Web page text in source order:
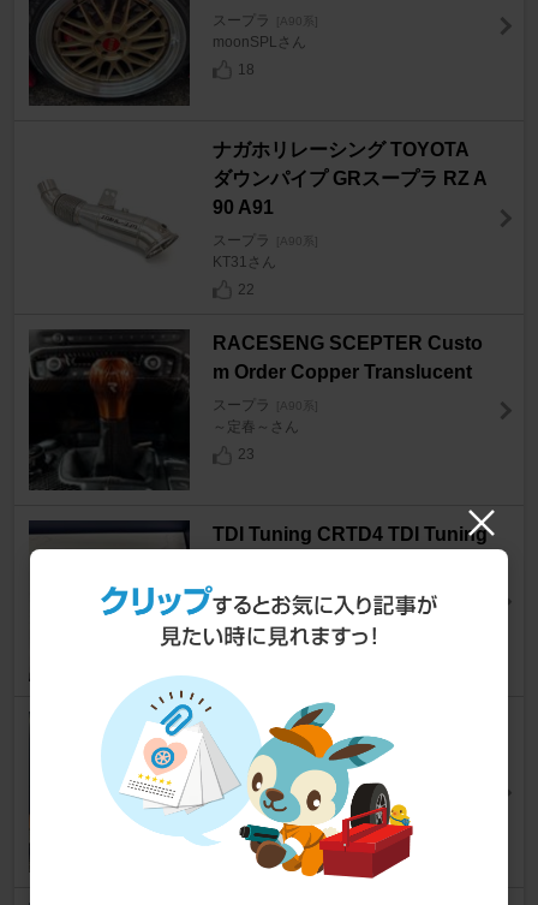
スープラ [A90系]
moonSPLさん
18
ナガホリレーシング TOYOTA
ダウンパイプ GRスープラ RZ A
90 A91
スープラ [A90系]
KT31さん
22
RACESENG SCEPTER Custo
m Order Copper Translucent
スープラ [A90系]
～定春～さん
23
TDI Tuning CRTD4 TDI Tuning
マッキーローブさん
20
Genius Labo 【N55超強力磁石
×ナノ真空吸盤】 車載充電器
スープラ [A90系]
you_さん
12